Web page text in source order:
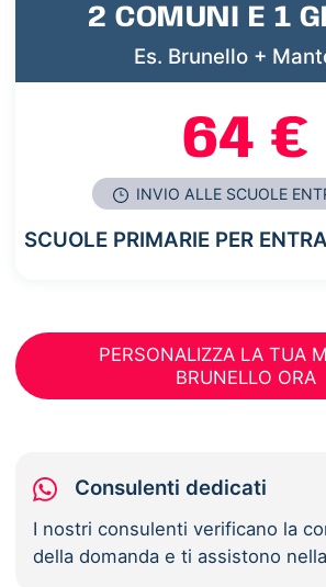
2 COMUNI E 1
Es. Brunello +
64 €
INVIO ALLE SCUOLE
SCUOLE PRIMARIE PER
PERSONALIZZA LA TUA
BRUNELLO ORA
Consulenti dedicati
I nostri consulenti verificano la
della domanda e ti assistono